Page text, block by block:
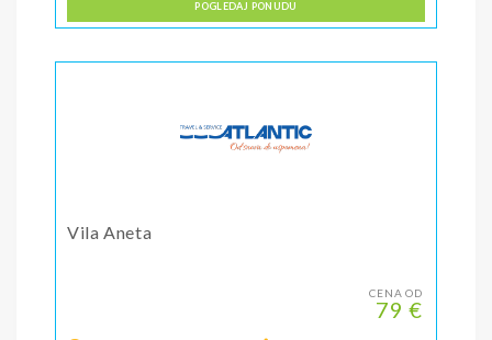
POGLEDAJ PONUDU
Vila Aneta
CENA OD
79 €